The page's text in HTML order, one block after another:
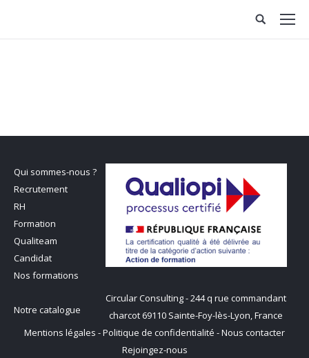
Qui sommes-nous ?
Recrutement
RH
Formation
Qualiteam
Candidat
Nos formations
Notre catalogue
Circular Consulting - 244 q rue commandant
charcot 69110 Sainte-Foy-lès-Lyon, France
Mentions légales -Politique de confidentialité -Nous contacter
Rejoingez-nous